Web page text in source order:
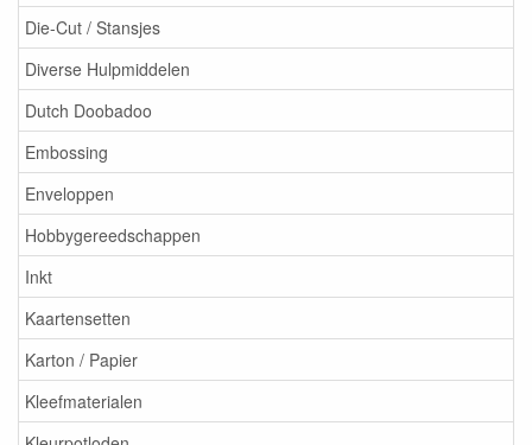
Die-Cut / Stansjes
Diverse Hulpmiddelen
Dutch Doobadoo
Embossing
Enveloppen
Hobbygereedschappen
Inkt
Kaartensetten
Karton / Papier
Kleefmaterialen